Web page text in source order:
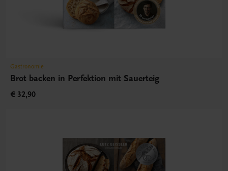
Gastronomie
Brot backen in Perfektion mit Sauerteig
€ 32,90